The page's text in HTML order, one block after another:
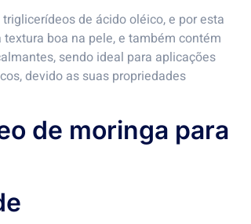
de ácido oléico, e por esta
boa na pele, e também contém
sendo ideal para aplicações
devido as suas propriedades
de moringa para